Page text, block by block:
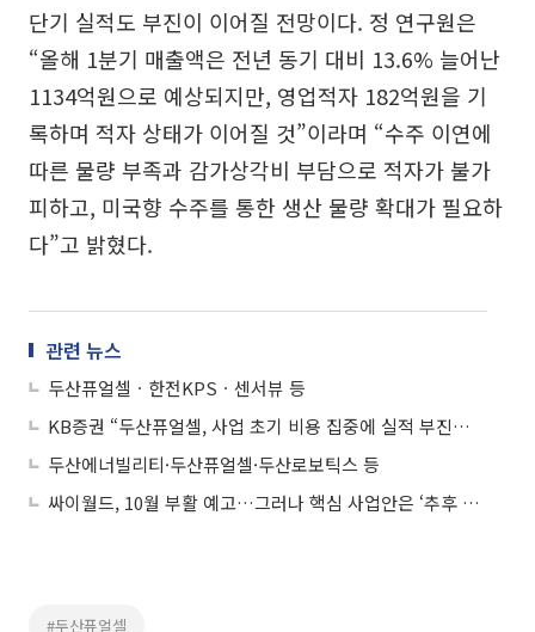
단기 실적도 부진이 이어질 전망이다. 정 연구원은
“올해 1분기 매출액은 전년 동기 대비 13.6% 늘어난
1134억원으로 예상되지만, 영업적자 182억원을 기
록하며 적자 상태가 이어질 것”이라며 “수주 이연에
따른 물량 부족과 감가상각비 부담으로 적자가 불가
피하고, 미국향 수주를 통한 생산 물량 확대가 필요하
다”고 밝혔다.
관련 뉴스
두산퓨얼셀ㆍ한전KPSㆍ센서뷰 등
KB증권 “두산퓨얼셀, 사업 초기 비용 집중에 실적 부진⋯해외 수주 파이프라인 확대 가시화”
두산에너빌리티·두산퓨얼셀·두산로보틱스 등
싸이월드, 10월 부활 예고…그러나 핵심 사업안은 ‘추후 공개’
#두산퓨얼셀